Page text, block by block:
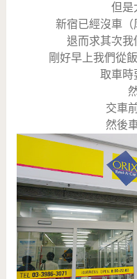
但是
新宿已經沒車（
退而求其次我
剛好早上我們從
取車時
交車
然後